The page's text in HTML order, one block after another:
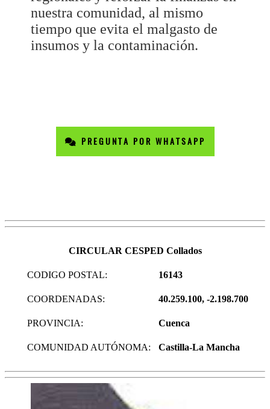
nuestra comunidad, al mismo
tiempo que evita el malgasto de
insumos y la contaminación.
PREGUNTA POR WHATSAPP
CIRCULAR CESPED Collados
CODIGO POSTAL: 16143
COORDENADAS: 40.259.100, -2.198.700
PROVINCIA: Cuenca
COMUNIDAD AUTÓNOMA: Castilla-La Mancha